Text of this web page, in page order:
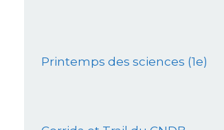
Printemps des sciences (1e)